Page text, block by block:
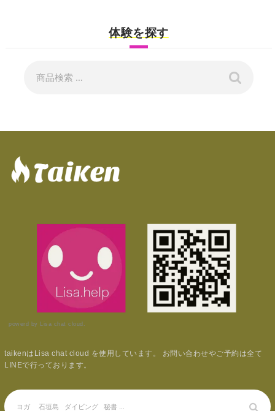
体験を探す
powerd by Lisa chat cloud.
taikenはLisa chat cloud を使用しています。 お問い合わせやご予約は全て
LINEで行っております。